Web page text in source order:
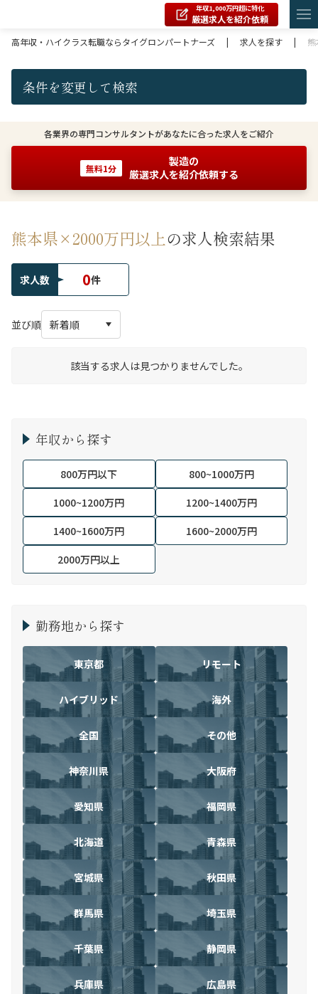
年収1,000万円超に特化
厳選求人を紹介依頼
高年収・ハイクラス転職ならタイグロンパートナーズ
| 求人を探す |
条件を変更して検索
各業界の専門コンサルタントがあなたに合った求人をご紹介
無料1分
製造の
厳選求人を紹介依頼する
熊本県×2000万円以上の求人検索結果
求人数 0件
並び順
該当する求人は見つかりませんでした。
年収から探す
800万円以下
800~1000万円
1000~1200万円
1200~1400万円
1400~1600万円
1600~2000万円
2000万円以上
勤務地から探す
東京都 リモート
ハイブリッド 海外
全国 その他
神奈川県 大阪府
愛知県 福岡県
北海道 青森県
宮城県 秋田県
群馬県 埼玉県
千葉県 静岡県
兵庫県 広島県